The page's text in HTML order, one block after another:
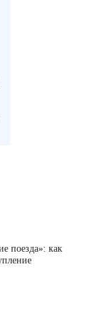
поезда»: как